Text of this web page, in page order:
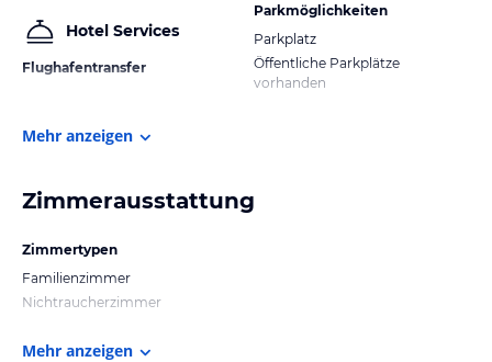
Hotel Services
Flughafentransfer
Parkmöglichkeiten
Parkplatz
Öffentliche Parkplätze
vorhanden
Mehr anzeigen
Zimmerausstattung
Zimmertypen
Familienzimmer
Nichtraucherzimmer
Mehr anzeigen